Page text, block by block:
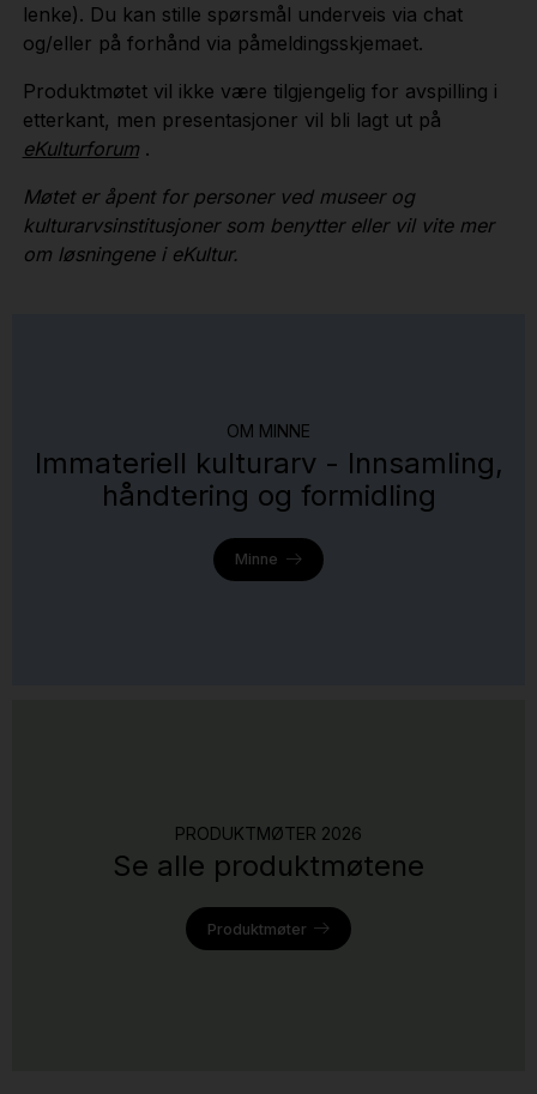
lenke). Du kan stille spørsmål underveis via chat
og/eller på forhånd via påmeldingsskjemaet.
Produktmøtet vil ikke være tilgjengelig for avspilling i
etterkant, men presentasjoner vil bli lagt ut på
eKulturforum .
Møtet er åpent for personer ved museer og
kulturarvsinstitusjoner som benytter eller vil vite mer
om løsningene i eKultur.
OM MINNE
Immateriell kulturarv - Innsamling,
håndtering og formidling
Minne
PRODUKTMØTER 2026
Se alle produktmøtene
Produktmøter